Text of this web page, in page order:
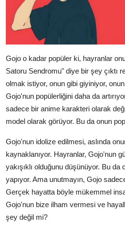
Gojo o kadar popüler ki, hayranlar
Satoru Sendromu" diye bir şey çıktı
olmak istiyor, onun gibi giyiniyor,
Gojo'nun popülerliğini daha da
sadece bir anime karakteri olarak
model olarak görüyor. Bu da onun
Gojo'nun idolize edilmesi, aslında
kaynaklanıyor. Hayranlar, Gojo'nun
yakışıklı olduğunu düşünüyor. Bu da
yapıyor. Ama unutmayın, Gojo
Gerçek hayatta böyle mükemmel
Gojo'nun bize ilham vermesi ve
şey değil mi?